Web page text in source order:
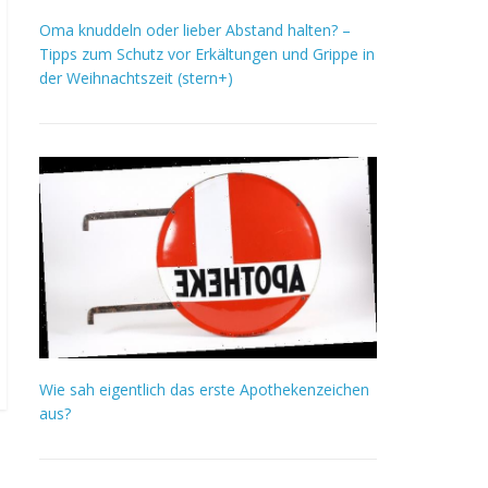
Oma knuddeln oder lieber Abstand halten? –
Tipps zum Schutz vor Erkältungen und Grippe in
der Weihnachtszeit (stern+)
Wie sah eigentlich das erste Apothekenzeichen
aus?